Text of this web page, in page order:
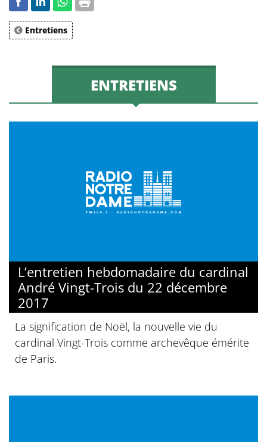
Entretiens
ENTRETIENS
L’entretien hebdomadaire du cardinal
André Vingt-Trois du 22 décembre
2017
La signification de Noël, la nouvelle vie du
cardinal Vingt-Trois comme archevêque émérite
de Paris.